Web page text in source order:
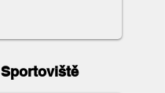
Sportoviště